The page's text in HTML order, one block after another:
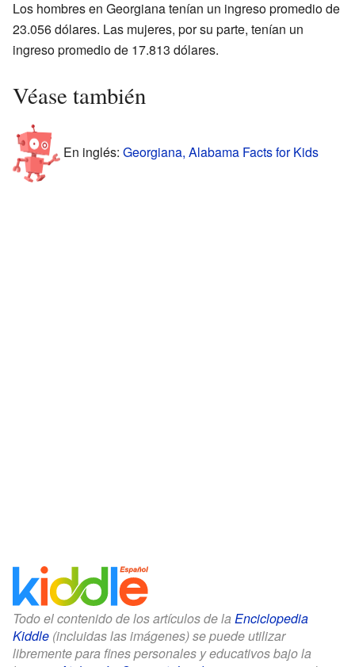
Los hombres en Georgiana tenían un ingreso promedio de
23.056 dólares. Las mujeres, por su parte, tenían un
ingreso promedio de 17.813 dólares.
Véase también
En inglés: Georgiana, Alabama Facts for Kids
Todo el contenido de los artículos de la Enciclopedia
Kiddle (incluidas las imágenes) se puede utilizar
libremente para fines personales y educativos bajo la